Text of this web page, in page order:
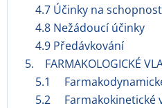
4.7 Účinky na
4.8 Nežádoucí účinky
4.9 Předávkování
5. FARMAKOLOGICKÉ
5.1
5.2 Farmakokinetické